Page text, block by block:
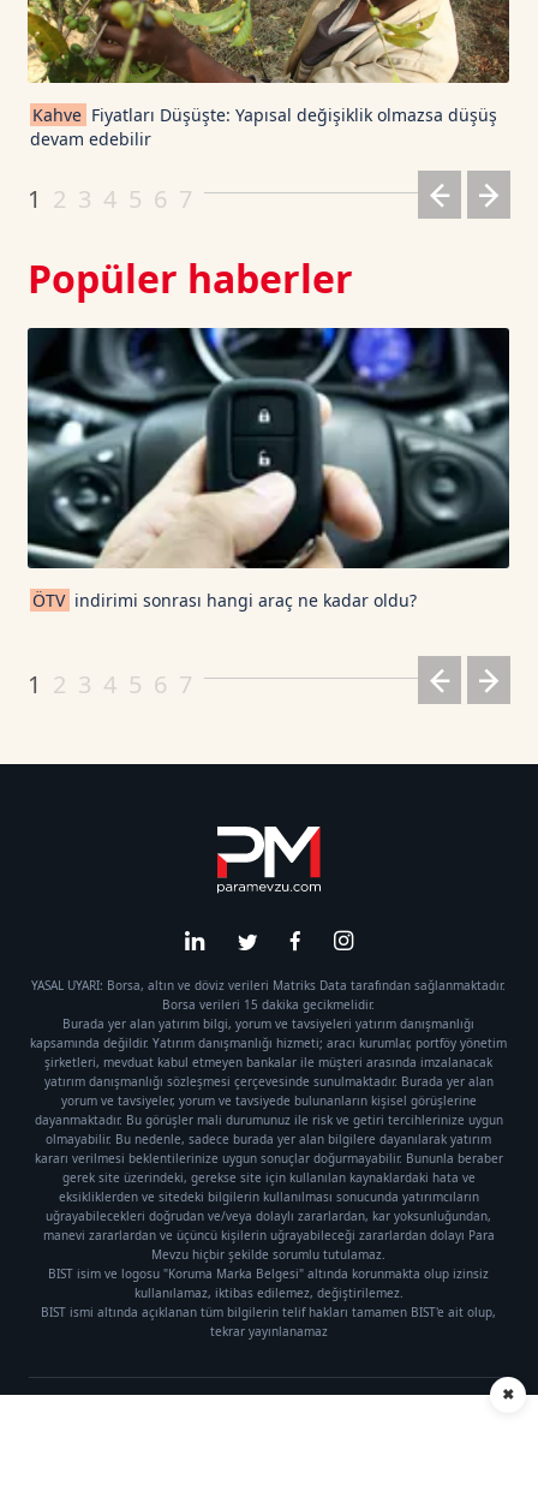
✖
TRON TetherUS 0.3301 0.4
Cardano TetherUS 0.197 -0.85
Kahve Fiyatları Düşüşte: Yapısal değişiklik olmazsa düşüş
devam edebilir
1 2 3 4 5 6 7
Popüler haberler
ÖTV indirimi sonrası hangi araç ne kadar oldu?
1 2 3 4 5 6 7
YASAL UYARI: Borsa, altın ve döviz verileri Matriks Data tarafından sağlanmaktadır.
Borsa verileri 15 dakika gecikmelidir.
Burada yer alan yatırım bilgi, yorum ve tavsiyeleri yatırım danışmanlığı
kapsamında değildir. Yatırım danışmanlığı hizmeti; aracı kurumlar, portföy yönetim
şirketleri, mevduat kabul etmeyen bankalar ile müşteri arasında imzalanacak
yatırım danışmanlığı sözleşmesi çerçevesinde sunulmaktadır. Burada yer alan
yorum ve tavsiyeler, yorum ve tavsiyede bulunanların kişisel görüşlerine
dayanmaktadır. Bu görüşler mali durumunuz ile risk ve getiri tercihlerinize uygun
olmayabilir. Bu nedenle, sadece burada yer alan bilgilere dayanılarak yatırım
kararı verilmesi beklentilerinize uygun sonuçlar doğurmayabilir. Bununla beraber
gerek site üzerindeki, gerekse site için kullanılan kaynaklardaki hata ve
eksikliklerden ve sitedeki bilgilerin kullanılması sonucunda yatırımcıların
uğrayabilecekleri doğrudan ve/veya dolaylı zararlardan, kar yoksunluğundan,
manevi zararlardan ve üçüncü kişilerin uğrayabileceği zararlardan dolayı Para
Mevzu hiçbir şekilde sorumlu tutulamaz.
BIST isim ve logosu "Koruma Marka Belgesi" altında korunmakta olup izinsiz
kullanılamaz, iktibas edilemez, değiştirilemez.
BIST ismi altında açıklanan tüm bilgilerin telif hakları tamamen BIST'e ait olup,
tekrar yayınlanamaz